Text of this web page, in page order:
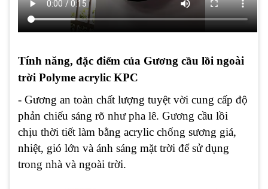
Tính năng, đặc điểm của Gương cầu lồi ngoài
trời Polyme acrylic KPC
- Gương an toàn chất lượng tuyệt vời cung cấp độ
phản chiếu sáng rõ như pha lê. Gương cầu lồi
chịu thời tiết làm bằng acrylic chống sương giá,
nhiệt, gió lớn và ánh sáng mặt trời để sử dụng
trong nhà và ngoài trời.